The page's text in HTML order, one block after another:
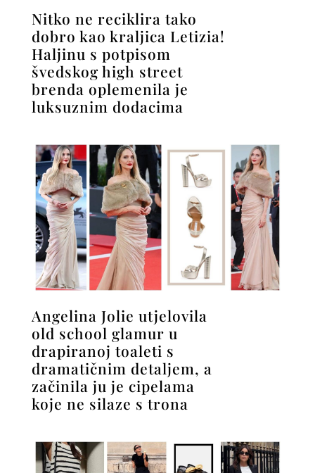
Nitko ne reciklira tako
dobro kao kraljica Letizia!
Haljinu s potpisom
švedskog high street
brenda oplemenila je
luksuznim dodacima
Angelina Jolie utjelovila
old school glamur u
drapiranoj toaleti s
dramatičnim detaljem, a
začinila ju je cipelama
koje ne silaze s trona